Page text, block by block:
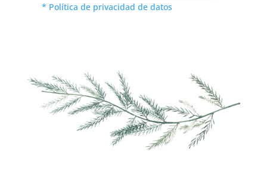
* Política de privacidad de datos